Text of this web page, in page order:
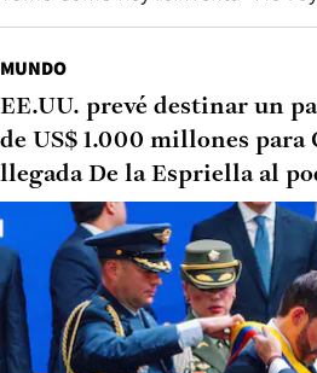
MUNDO
EE.UU. prevé destinar un
de US$ 1.000 millones para
llegada De la Espriella al